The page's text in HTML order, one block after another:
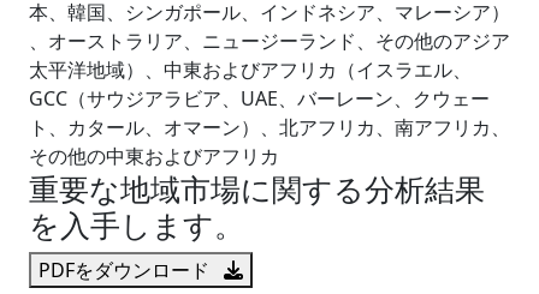
本、韓国、シンガポール、インドネシア、マレーシア）
、オーストラリア、ニュージーランド、その他のアジア
太平洋地域）、中東およびアフリカ（イスラエル、
GCC（サウジアラビア、UAE、バーレーン、クウェー
ト、カタール、オマーン）、北アフリカ、南アフリカ、
その他の中東およびアフリカ
重要な地域市場に関する分析結果
を入手します。
PDFをダウンロード